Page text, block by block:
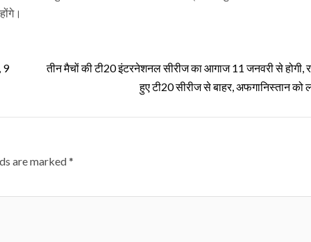
9
तीन मैचों की टी20 इंटरनेशनल सीरीज का आगाज 11 जनवरी से होगी,
हुए टी20 सीरीज से बाहर, अफगानिस्तान को
are marked*